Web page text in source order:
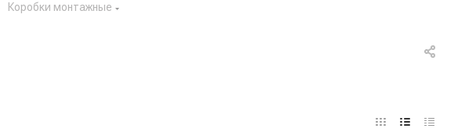
Коробки монтажные